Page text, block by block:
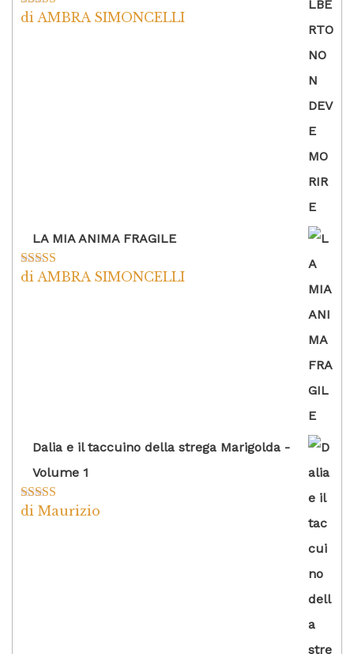
Valutato5su
di AMBRA SIMONCELLI
LA MIA ANIMA FRAGILE
Valutato5su
di AMBRA SIMONCELLI
Dalia e il taccuino della strega Marigolda -
Volume 1
Valutato4
di Maurizio